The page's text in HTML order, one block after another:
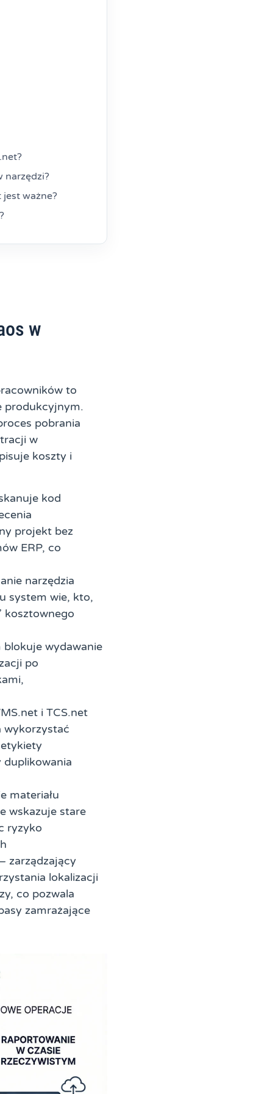
narzędzi?
ważne?
w
to
produkcyjnym.
pobrania
w
koszty i
kod
projekt bez
ERP, co
narzędzia
system wie, kto,
kosztownego
wydawanie
po
i TCS.net
wykorzystać
duplikowania
materiału
wskazuje stare
ryzyko
zarządzający
lokalizacji
co pozwala
zamrażające